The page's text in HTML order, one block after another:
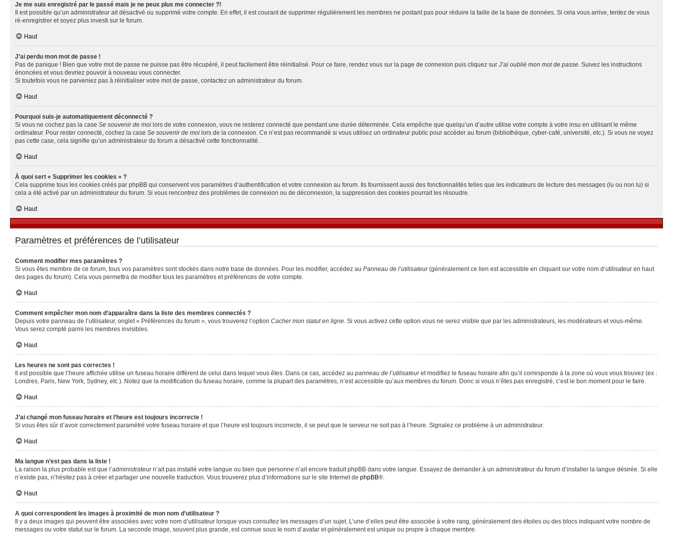
Je me suis enregistré par le passé mais je ne peux plus me connecter ?!
Il est possible qu’un administrateur ait désactivé ou supprimé votre compte. En effet, il est courant de supprimer régulièrement les membres ne postant pas pour réduire la taille de la base de données. Si cela vous arrive, tentez de vous
ré-enregistrer et soyez plus investi sur le forum.
Haut
J’ai perdu mon mot de passe !
Pas de panique ! Bien que votre mot de passe ne puisse pas être récupéré, il peut facilement être réinitialisé. Pour ce faire, rendez vous sur la page de connexion puis cliquez sur J’ai oublié mon mot de passe. Suivez les instructions
énoncées et vous devriez pouvoir à nouveau vous connecter.
Si toutefois vous ne parveniez pas à réinitialiser votre mot de passe, contactez un administrateur du forum.
Haut
Pourquoi suis-je automatiquement déconnecté ?
Si vous ne cochez pas la case Se souvenir de moi lors de votre connexion, vous ne resterez connecté que pendant une durée déterminée. Cela empêche que quelqu’un d’autre utilise votre compte à votre insu en utilisant le même
ordinateur. Pour rester connecté, cochez la case Se souvenir de moi lors de la connexion. Ce n’est pas recommandé si vous utilisez un ordinateur public pour accéder au forum (bibliothèque, cyber-café, université, etc.). Si vous ne voyez
pas cette case, cela signifie qu’un administrateur du forum a désactivé cette fonctionnalité.
Haut
À quoi sert « Supprimer les cookies » ?
Cela supprime tous les cookies créés par phpBB qui conservent vos paramètres d’authentification et votre connexion au forum. Ils fournissent aussi des fonctionnalités telles que les indicateurs de lecture des messages (lu ou non lu) si
cela a été activé par un administrateur du forum. Si vous rencontrez des problèmes de connexion ou de déconnexion, la suppression des cookies pourrait les résoudre.
Haut
Paramètres et préférences de l’utilisateur
Comment modifier mes paramètres ?
Si vous êtes membre de ce forum, tous vos paramètres sont stockés dans notre base de données. Pour les modifier, accédez au Panneau de l’utilisateur(généralement ce lien est accessible en cliquant sur votre nom d’utilisateur en haut
des pages du forum). Cela vous permettra de modifier tous les paramètres et préférences de votre compte.
Haut
Comment empêcher mon nom d’apparaître dans la liste des membres connectés ?
Depuis votre panneau de l’utilisateur, onglet « Préférences du forum », vous trouverez l’option Cacher mon statut en ligne. Si vous activez cette option vous ne serez visible que par les administrateurs, les modérateurs et vous-même.
Vous serez compté parmi les membres invisibles.
Haut
Les heures ne sont pas correctes !
Il est possible que l’heure affichée utilise un fuseau horaire différent de celui dans lequel vous êtes. Dans ce cas, accédez au panneau de l’utilisateuret modifiez le fuseau horaire afin qu’il corresponde à la zone où vous vous trouvez (ex :
Londres, Paris, New York, Sydney, etc.). Notez que la modification du fuseau horaire, comme la plupart des paramètres, n’est accessible qu’aux membres du forum. Donc si vous n’êtes pas enregistré, c’est le bon moment pour le faire.
Haut
J’ai changé mon fuseau horaire et l’heure est toujours incorrecte !
Si vous êtes sûr d’avoir correctement paramétré votre fuseau horaire et que l’heure est toujours incorrecte, il se peut que le serveur ne soit pas à l’heure. Signalez ce problème à un administrateur.
Haut
Ma langue n’est pas dans la liste !
La raison la plus probable est que l’administrateur n’ait pas installé votre langue ou bien que personne n’ait encore traduit phpBB dans votre langue. Essayez de demander à un administrateur du forum d’installer la langue désirée. Si elle
n’existe pas, n’hésitez pas à créer et partager une nouvelle traduction. Vous trouverez plus d’informations sur le site Internet de phpBB®.
Haut
A quoi correspondent les images à proximité de mon nom d’utilisateur ?
Il y a deux images qui peuvent être associées avec votre nom d’utilisateur lorsque vous consultez les messages d’un sujet. L’une d’elles peut être associée à votre rang, généralement des étoiles ou des blocs indiquant votre nombre de
messages ou votre statut sur le forum. La seconde image, souvent plus grande, est connue sous le nom d’avatar et généralement est unique ou propre à chaque membre.